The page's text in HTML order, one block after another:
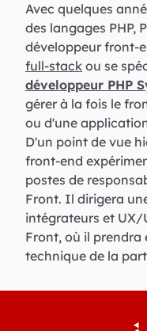
Avec quelques
des langages PHP,
développeur front-
full-stack ou se
développeur PHP
gérer à la fois le
ou d'une
D'un point de vue
front-end
postes de
Front. Il dirigera
intégrateurs et UX/
Front, où il prendra
technique de la